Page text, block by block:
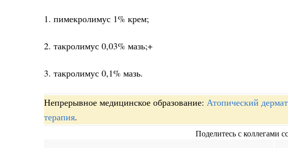
1. пимекролимус 1% крем;
2. такролимус 0,03% мазь;+
3. такролимус 0,1% мазь.
Непрерывное медицинское образование: Атопический
терапия.
Поделитесь с коллегами